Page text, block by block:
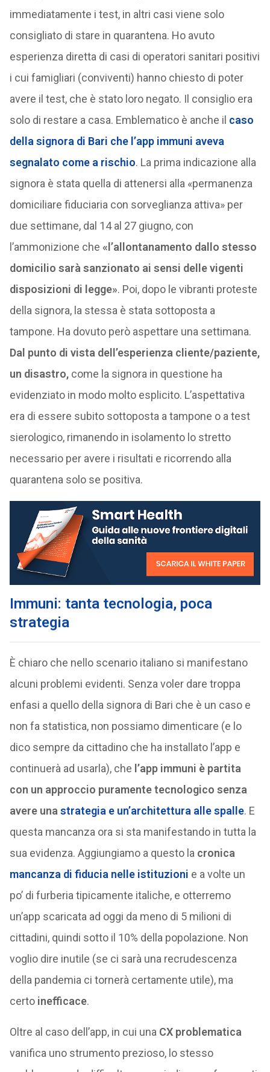
immediatamente i test, in altri casi viene solo
consigliato di stare in quarantena. Ho avuto
esperienza diretta di casi di operatori sanitari positivi
i cui famigliari (conviventi) hanno chiesto di poter
avere il test, che è stato loro negato. Il consiglio era
solo di restare a casa. Emblematico è anche il caso
della signora di Bari che l’app immuni aveva
segnalato come a rischio. La prima indicazione alla
signora è stata quella di attenersi alla «permanenza
domiciliare fiduciaria con sorveglianza attiva» per
due settimane, dal 14 al 27 giugno, con
l’ammonizione che «l’allontanamento dallo stesso
domicilio sarà sanzionato ai sensi delle vigenti
disposizioni di legge». Poi, dopo le vibranti proteste
della signora, la stessa è stata sottoposta a
tampone. Ha dovuto però aspettare una settimana.
Dal punto di vista dell’esperienza cliente/paziente,
un disastro,come la signora in questione ha
evidenziato in modo molto esplicito. L’aspettativa
era di essere subito sottoposta a tampone o a test
sierologico, rimanendo in isolamento lo stretto
necessario per avere i risultati e ricorrendo alla
quarantena solo se positiva.
Immuni: tanta tecnologia, poca
strategia
È chiaro che nello scenario italiano si manifestano
alcuni problemi evidenti. Senza voler dare troppa
enfasi a quello della signora di Bari che è un caso e
non fa statistica, non possiamo dimenticare (e lo
dico sempre da cittadino che ha installato l’app e
continuerà ad usarla), che l’app immuni è partita
con un approccio puramente tecnologico senza
avere una strategia e un’architettura alle spalle. E
questa mancanza ora si sta manifestando in tutta la
sua evidenza. Aggiungiamo a questo la cronica
mancanza di fiducia nelle istituzioni e a volte un
po’ di furberia tipicamente italiche, e otterremo
un’app scaricata ad oggi da meno di 5 milioni di
cittadini, quindi sotto il 10% della popolazione. Non
voglio dire inutile (se ci sarà una recrudescenza
della pandemia ci tornerà certamente utile), ma
certo inefficace.
Oltre al caso dell’app, in cui una CX problematica
vanifica uno strumento prezioso, lo stesso